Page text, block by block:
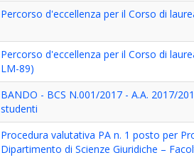
Percorso d'eccellenza per il Corso di
Percorso d'eccellenza per il Corso di
LM-89)
BANDO - BCS N.001/2017 - A.A. 2017/
studenti
Procedura valutativa PA n. 1 posto per
Dipartimento di Scienze Giuridiche –